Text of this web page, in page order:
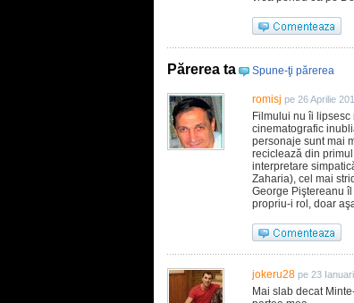
Părerea ta Spune-ţi părerea
romisj pe 26 Aprilie
Filmului nu îi
cinematografic
personaje sunt mai
reciclează din
interpretare
Zaharia), cel mai
George Piştereanu
propriu-i rol, doar
jokeru28 pe 23
Mai slab decat